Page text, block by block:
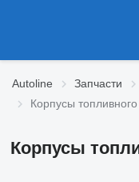
Autoline Запчасти
Корпусы
Корпусы